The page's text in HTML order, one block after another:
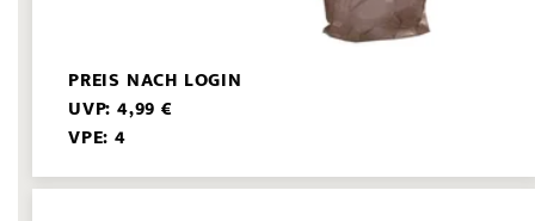
PREIS NACH LOGIN
UVP: 4,99 €
VPE: 4